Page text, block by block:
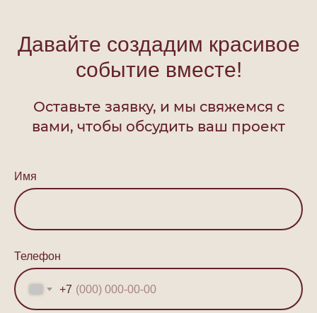
Давайте создадим красивое
событие вместе!
Оставьте заявку, и мы свяжемся с
вами, чтобы обсудить ваш проект
Имя
Телефон
+7